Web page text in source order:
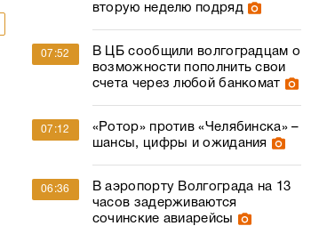
вторую неделю подряд
07:52
В ЦБ сообщили волгоградцам о
возможности пополнить свои
счета через любой банкомат
07:12
«Ротор» против «Челябинска» –
шансы, цифры и ожидания
06:36
В аэропорту Волгограда на 13
часов задерживаются
сочинские авиарейсы